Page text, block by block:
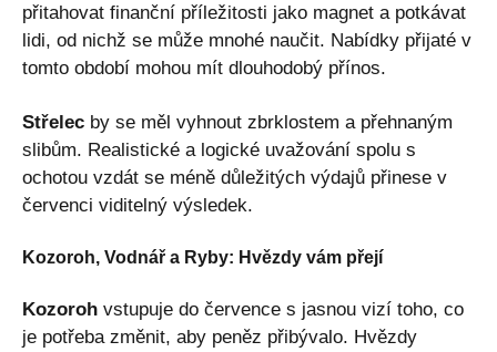
přitahovat finanční příležitosti jako magnet a potkávat
lidi, od nichž se může mnohé naučit. Nabídky přijaté v
tomto období mohou mít dlouhodobý přínos.
Střelec by se měl vyhnout zbrklostem a přehnaným
slibům. Realistické a logické uvažování spolu s
ochotou vzdát se méně důležitých výdajů přinese v
červenci viditelný výsledek.
Kozoroh, Vodnář a Ryby: Hvězdy vám přejí
Kozoroh vstupuje do července s jasnou vizí toho, co
je potřeba změnit, aby peněz přibývalo. Hvězdy